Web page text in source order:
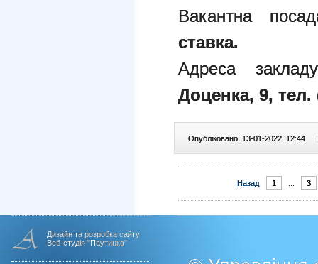
Вакантна
ставка.
Адреса
Доценка, 9, тел.
Опубліковано: 13-01-2022, 12:44 |
Назад 1 3
Дизайн та розробка сайту
Веб-студія "Паутинка"